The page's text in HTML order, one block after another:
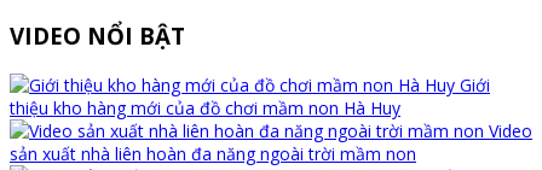
VIDEO NỔI BẬT
Giới
thiệu kho hàng mới của đồ chơi mầm non Hà Huy
Video
sản xuất nhà liên hoàn đa năng ngoài trời mầm non